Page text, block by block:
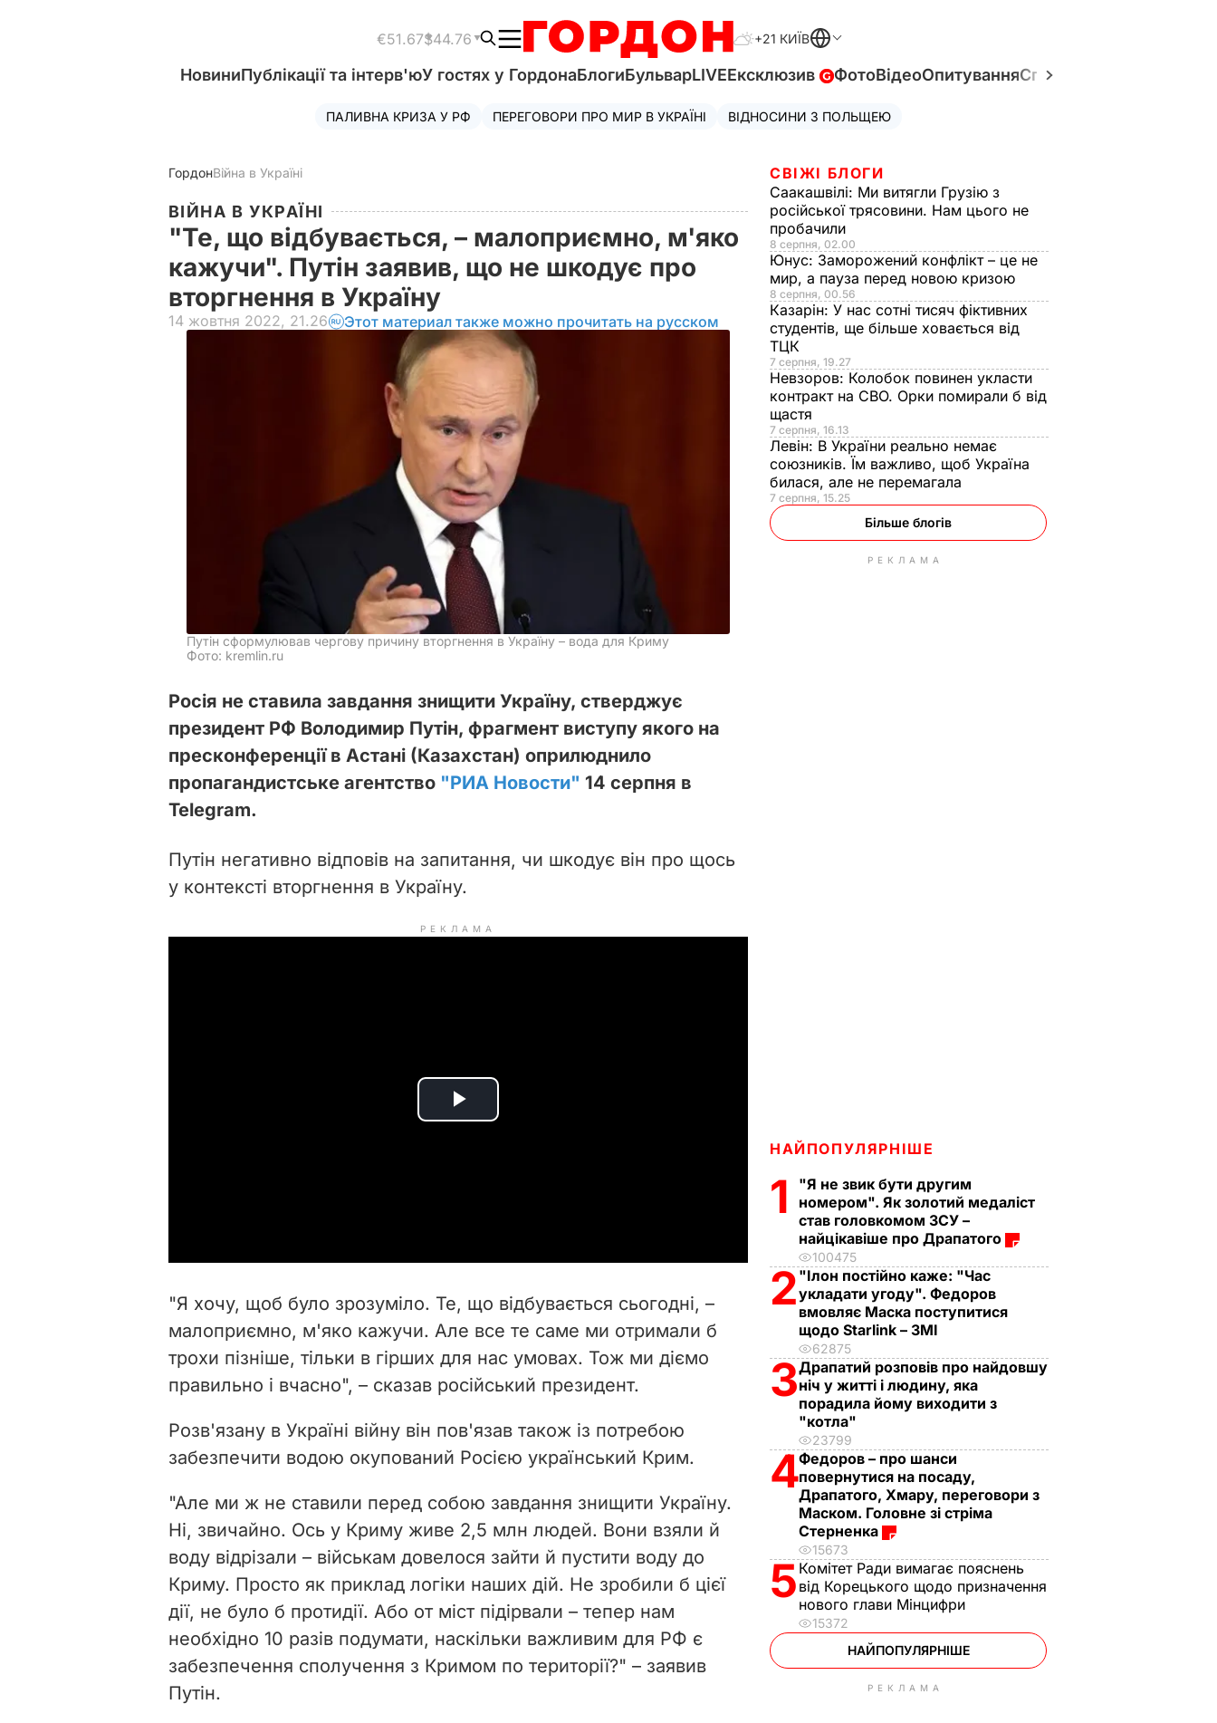
€51.67$44.76 +21 КИЇВ
НовиниПублікації та інтерв'юУ гостях у ГордонаБлогиБульварLIVEЕксклюзив ФотоВідеоОпитуванняСпецпроєкти
ПАЛИВНА КРИЗА У РФ ПЕРЕГОВОРИ ПРО МИР В УКРАЇНІ ВІДНОСИНИ З ПОЛЬЩЕЮ
ГордонВійна в Україні
ВІЙНА В УКРАЇНІ
"Те, що відбувається, – малоприємно, м'яко
кажучи". Путін заявив, що не шкодує про
вторгнення в Україну
14 жовтня 2022, 21.26 Этот материал также можно прочитать на русском
Путін сформулював чергову причину вторгнення в Україну – вода для Криму
Фото: kremlin.ru
Росія не ставила завдання знищити Україну, стверджує
президент РФ Володимир Путін, фрагмент виступу якого на
пресконференції в Астані (Казахстан) оприлюднило
пропагандистське агентство "РИА Новости" 14 серпня в
Telegram.
Путін негативно відповів на запитання, чи шкодує він про щось
у контексті вторгнення в Україну.
РЕКЛАМА
P
i
d
o
"Я хочу, щоб було зрозуміло. Те, що відбувається сьогодні, –
малоприємно, м'яко кажучи. Але все те саме ми отримали б
трохи пізніше, тільки в гірших для нас умовах. Тож ми діємо
правильно і вчасно", – сказав російський президент.
Розв'язану в Україні війну він пов'язав також із потребою
забезпечити водою окупований Росією український Крим.
"Але ми ж не ставили перед собою завдання знищити Україну.
Ні, звичайно. Ось у Криму живе 2,5 млн людей. Вони взяли й
воду відрізали – військам довелося зайти й пустити воду до
Криму. Просто як приклад логіки наших дій. Не зробили б цієї
дії, не було б протидії. Або от міст підірвали – тепер нам
необхідно 10 разів подумати, наскільки важливим для РФ є
забезпечення сполучення з Кримом по території?" – заявив
Путін.
СВІЖІ БЛОГИ
Саакашвілі: Ми витягли Грузію з
російської трясовини. Нам цього не
пробачили
8 серпня, 02.00
Юнус: Заморожений конфлікт – це не
мир, а пауза перед новою кризою
8 серпня, 00.56
Казарін: У нас сотні тисяч фіктивних
студентів, ще більше ховається від
ТЦК
7 серпня, 19.27
Невзоров: Колобок повинен укласти
контракт на СВО. Орки помирали б від
щастя
7 серпня, 16.13
Левін: В України реально немає
союзників. Їм важливо, щоб Україна
билася, але не перемагала
7 серпня, 15.25
Більше блогів
РЕКЛАМА
НАЙПОПУЛЯРНІШЕ
1
"Я не звик бути другим
номером". Як золотий медаліст
став головкомом ЗСУ –
найцікавіше про Драпатого
100475
2 "Ілон постійно каже: "Час
укладати угоду". Федоров
вмовляє Маска поступитися
щодо Starlink – ЗМІ
62875
3Драпатий розповів про найдовшу
ніч у житті і людину, яка
порадила йому виходити з
"котла"
23799
4Федоров – про шанси
повернутися на посаду,
Драпатого, Хмару, переговори з
Маском. Головне зі стріма
Стерненка
15673
5 Комітет Ради вимагає пояснень
від Корецького щодо призначення
нового глави Мінцифри
15372
НАЙПОПУЛЯРНІШЕ
РЕКЛАМА